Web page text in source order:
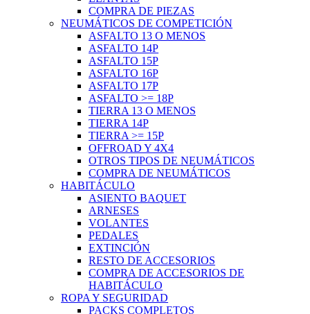
COMPRA DE PIEZAS
NEUMÁTICOS DE COMPETICIÓN
ASFALTO 13 O MENOS
ASFALTO 14P
ASFALTO 15P
ASFALTO 16P
ASFALTO 17P
ASFALTO >= 18P
TIERRA 13 O MENOS
TIERRA 14P
TIERRA >= 15P
OFFROAD Y 4X4
OTROS TIPOS DE NEUMÁTICOS
COMPRA DE NEUMÁTICOS
HABITÁCULO
ASIENTO BAQUET
ARNESES
VOLANTES
PEDALES
EXTINCIÓN
RESTO DE ACCESORIOS
COMPRA DE ACCESORIOS DE
HABITÁCULO
ROPA Y SEGURIDAD
PACKS COMPLETOS